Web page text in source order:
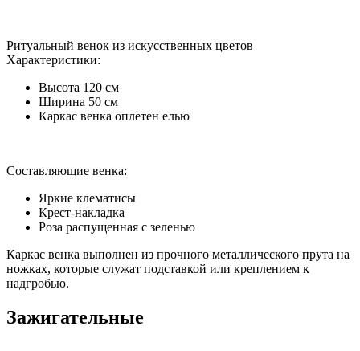
Ритуальный венок из искусственных цветов
Характеристики:
Высота 120 см
Ширина 50 см
Каркас венка оплетен елью
Составляющие венка:
Яркие клематисы
Крест-накладка
Роза распущенная с зеленью
Каркас венка выполнен из прочного металлического прута на
ножках, которые служат подставкой или креплением к
надгробью.
Зажигательные